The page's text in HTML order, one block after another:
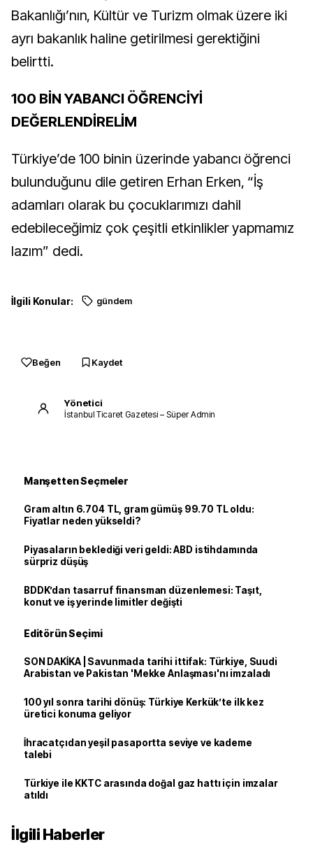
Bakanlığı’nın, Kültür ve Turizm olmak üzere iki
ayrı bakanlık haline getirilmesi gerektiğini
belirtti.
100 BİN YABANCI ÖĞRENCİYİ
DEĞERLENDİRELİM
Türkiye’de 100 binin üzerinde yabancı öğrenci
bulunduğunu dile getiren Erhan Erken, “İş
adamları olarak bu çocuklarımızı dahil
edebileceğimiz çok çeşitli etkinlikler yapmamız
lazım” dedi.
İlgili Konular: gündem
Beğen Kaydet
Yönetici
İstanbul Ticaret Gazetesi – Süper Admin
Manşetten Seçmeler
Gram altın 6.704 TL, gram gümüş 99.70 TL oldu:
Fiyatlar neden yükseldi?
Piyasaların beklediği veri geldi: ABD istihdamında
sürpriz düşüş
BDDK’dan tasarruf finansman düzenlemesi: Taşıt,
konut ve iş yerinde limitler değişti
Editörün Seçimi
SON DAKİKA | Savunmada tarihi ittifak: Türkiye, Suudi
Arabistan ve Pakistan 'Mekke Anlaşması'nı imzaladı
100 yıl sonra tarihi dönüş: Türkiye Kerkük’te ilk kez
üretici konuma geliyor
İhracatçıdan yeşil pasaportta seviye ve kademe
talebi
Türkiye ile KKTC arasında doğal gaz hattı için imzalar
atıldı
İlgili Haberler